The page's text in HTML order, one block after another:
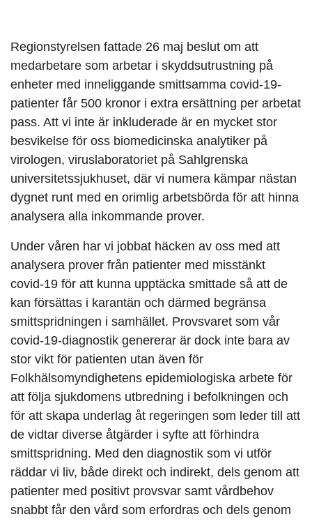
Regionstyrelsen fattade 26 maj beslut om att
medarbetare som arbetar i skyddsutrustning på
enheter med inneliggande smittsamma covid-19-
patienter får 500 kronor i extra ersättning per arbetat
pass. Att vi inte är inkluderade är en mycket stor
besvikelse för oss biomedicinska analytiker på
virologen, viruslaboratoriet på Sahlgrenska
universitetssjukhuset, där vi numera kämpar nästan
dygnet runt med en orimlig arbetsbörda för att hinna
analysera alla inkommande prover.
Under våren har vi jobbat häcken av oss med att
analysera prover från patienter med misstänkt
covid-19 för att kunna upptäcka smittade så att de
kan försättas i karantän och därmed begränsa
smittspridningen i samhället. Provsvaret som vår
covid-19-diagnostik genererar är dock inte bara av
stor vikt för patienten utan även för
Folkhälsomyndighetens epidemiologiska arbete för
att följa sjukdomens utbredning i befolkningen och
för att skapa underlag åt regeringen som leder till att
de vidtar diverse åtgärder i syfte att förhindra
smittspridning. Med den diagnostik som vi utför
räddar vi liv, både direkt och indirekt, dels genom att
patienter med positivt provsvar samt vårdbehov
snabbt får den vård som erfordras och dels genom